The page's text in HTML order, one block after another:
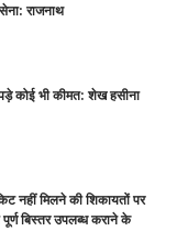
राजनाथ
कोई भी कीमत: शेख हसीना
नहीं मिलने की शिकायतों पर
बिस्तर उपलब्ध कराने के